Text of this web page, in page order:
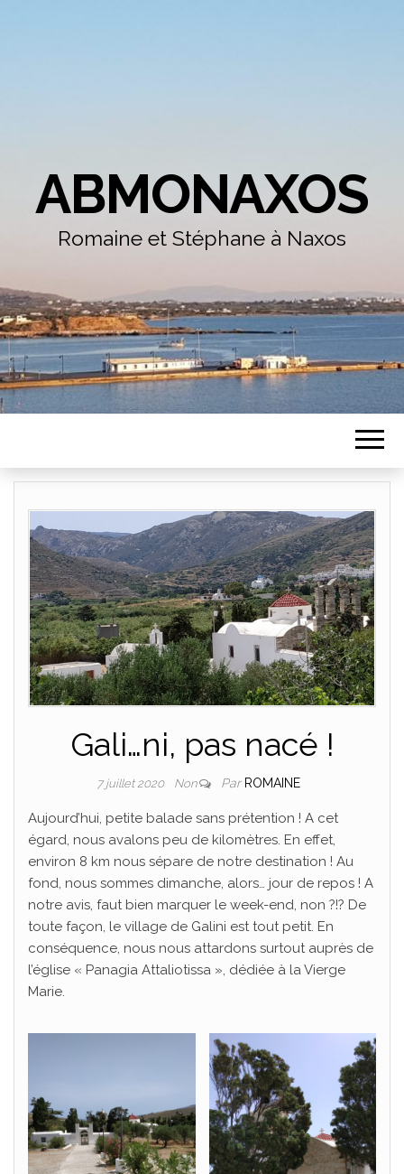
ABMONAXOS
Romaine et Stéphane à Naxos
Gali…ni, pas nacé !
7 juillet 2020 Non Par ROMAINE
Aujourd’hui, petite balade sans prétention ! A cet
égard, nous avalons peu de kilomètres. En effet,
environ 8 km nous sépare de notre destination ! Au
fond, nous sommes dimanche, alors… jour de repos ! A
notre avis, faut bien marquer le week-end, non ?!? De
toute façon, le village de Galini est tout petit. En
conséquence, nous nous attardons surtout auprès de
l’église « Panagia Attaliotissa », dédiée à la Vierge
Marie.